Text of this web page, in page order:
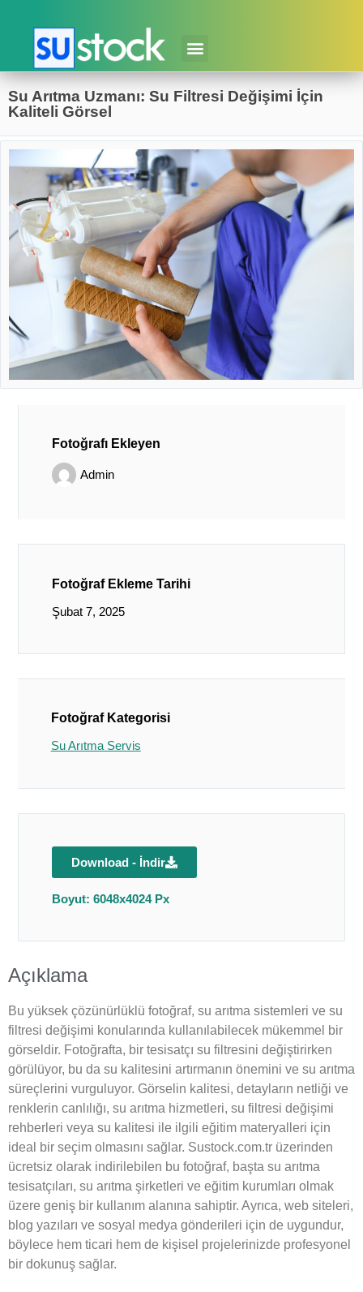
Su Arıtma Uzmanı: Su Filtresi Değişimi İçin
Kaliteli Görsel
Fotoğrafı Ekleyen
Admin
Fotoğraf Ekleme Tarihi
Şubat 7, 2025
Fotoğraf Kategorisi
Su Arıtma Servis
Download - İndir
Boyut: 6048x4024 Px
Açıklama
Bu yüksek çözünürlüklü fotoğraf, su arıtma sistemleri ve su
filtresi değişimi konularında kullanılabilecek mükemmel bir
görseldir. Fotoğrafta, bir tesisatçı su filtresini değiştirirken
görülüyor, bu da su kalitesini artırmanın önemini ve su arıtma
süreçlerini vurguluyor. Görselin kalitesi, detayların netliği ve
renklerin canlılığı, su arıtma hizmetleri, su filtresi değişimi
rehberleri veya su kalitesi ile ilgili eğitim materyalleri için
ideal bir seçim olmasını sağlar. Sustock.com.tr üzerinden
ücretsiz olarak indirilebilen bu fotoğraf, başta su arıtma
tesisatçıları, su arıtma şirketleri ve eğitim kurumları olmak
üzere geniş bir kullanım alanına sahiptir. Ayrıca, web siteleri,
blog yazıları ve sosyal medya gönderileri için de uygundur,
böylece hem ticari hem de kişisel projelerinizde profesyonel
bir dokunuş sağlar.